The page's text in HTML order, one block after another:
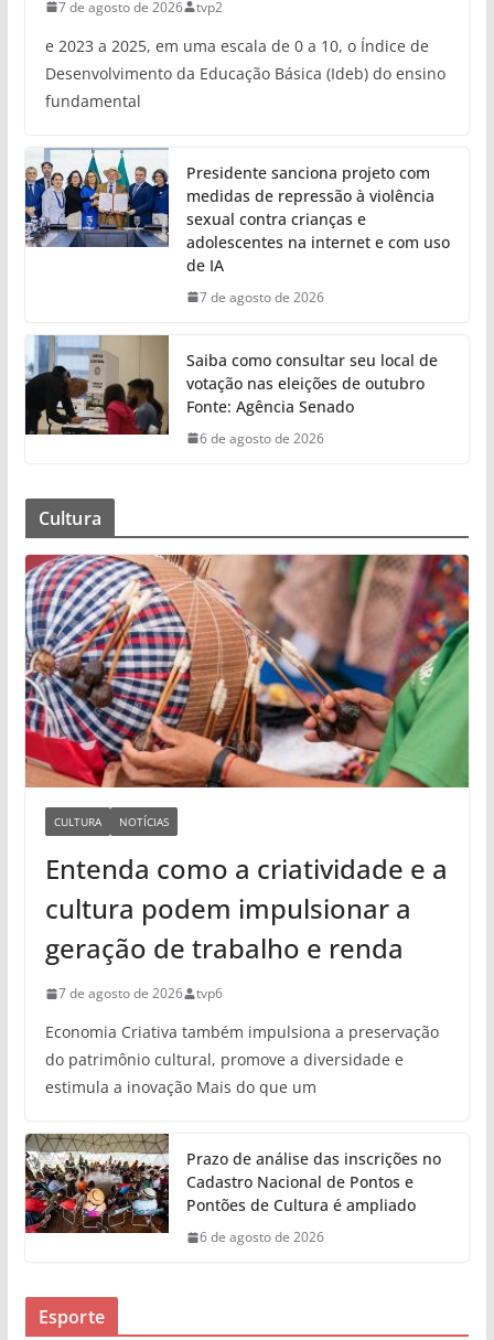
7 de agosto de 2026 tvp2
e 2023 a 2025, em uma escala de 0 a 10, o Índice de
Desenvolvimento da Educação Básica (Ideb) do ensino
fundamental
Presidente sanciona projeto com
medidas de repressão à violência
sexual contra crianças e
adolescentes na internet e com uso
de IA
7 de agosto de 2026
Saiba como consultar seu local de
votação nas eleições de outubro
Fonte: Agência Senado
6 de agosto de 2026
Cultura
CULTURA NOTÍCIAS
Entenda como a criatividade e a
cultura podem impulsionar a
geração de trabalho e renda
7 de agosto de 2026 tvp6
Economia Criativa também impulsiona a preservação
do patrimônio cultural, promove a diversidade e
estimula a inovação Mais do que um
Prazo de análise das inscrições no
Cadastro Nacional de Pontos e
Pontões de Cultura é ampliado
6 de agosto de 2026
Esporte